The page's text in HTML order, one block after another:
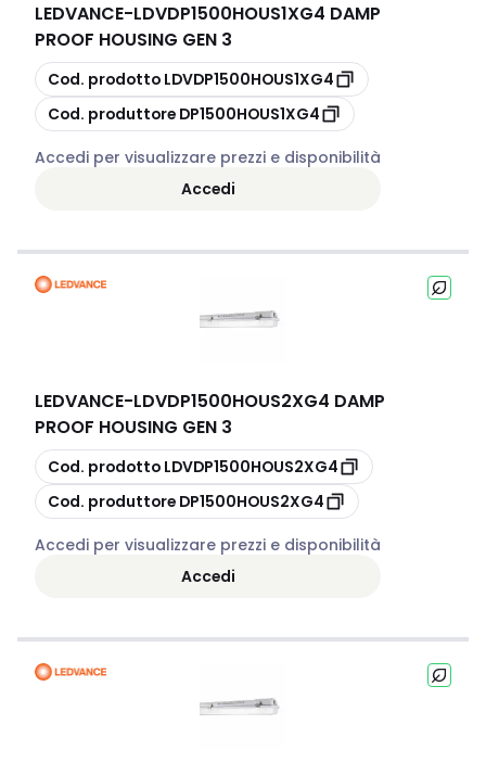
LEDVANCE-LDVDP1500HOUS1XG4 DAMP
PROOF HOUSING GEN 3
copia
Cod. prodotto LDVDP1500HOUS1XG4
copia
Cod. produttore DP1500HOUS1XG4
Accedi per visualizzare prezzi e disponibilità
Accedi
LEDVANCE-LDVDP1500HOUS2XG4 DAMP
PROOF HOUSING GEN 3
copia
Cod. prodotto LDVDP1500HOUS2XG4
copia
Cod. produttore DP1500HOUS2XG4
Accedi per visualizzare prezzi e disponibilità
Accedi